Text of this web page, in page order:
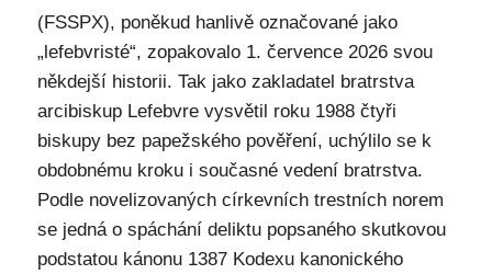
(FSSPX), poněkud hanlivě označované jako
„lefebvristé“, zopakovalo 1. července 2026 svou
někdejší historii. Tak jako zakladatel bratrstva
arcibiskup Lefebvre vysvětil roku 1988 čtyři
biskupy bez papežského pověření, uchýlilo se k
obdobnému kroku i současné vedení bratrstva.
Podle novelizovaných církevních trestních norem
se jedná o spáchání deliktu popsaného skutkovou
podstatou kánonu 1387 Kodexu kanonického